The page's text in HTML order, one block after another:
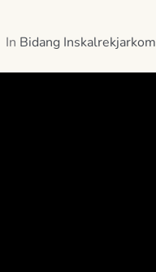
In Bidang Inskalrekjarkom